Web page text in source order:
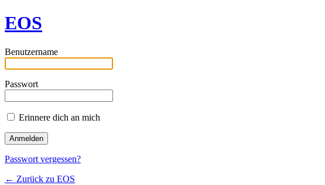
EOS
Benutzername
Passwort
Erinnere dich an mich
Passwort vergessen?
← Zurück zu EOS